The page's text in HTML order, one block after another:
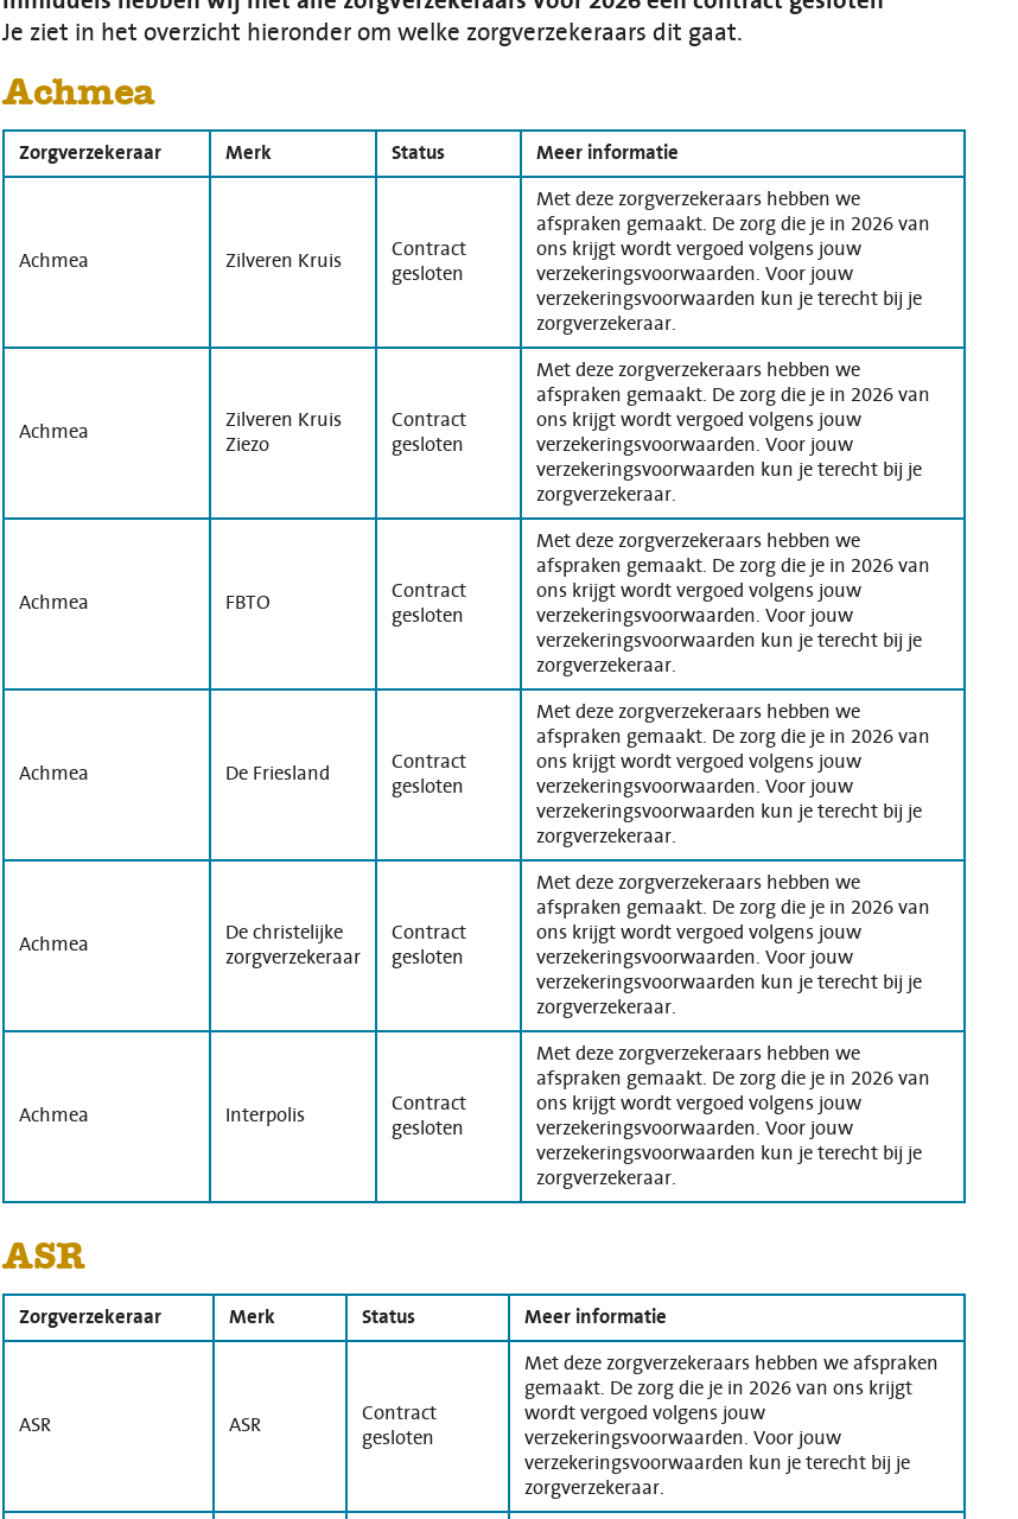
Je ziet in het overzicht hieronder om welke zorgverzekeraars dit gaat.
Achmea
Zorgverzekeraar Merk Status Meer informatie
Achmea Zilveren Kruis
Contract
gesloten
Met deze zorgverzekeraars hebben we
afspraken gemaakt. De zorg die je in 2026 van
ons krijgt wordt vergoed volgens jouw
verzekeringsvoorwaarden. Voor jouw
verzekeringsvoorwaarden kun je terecht bij je
zorgverzekeraar.
Achmea
Zilveren Kruis
Ziezo
Contract
gesloten
Met deze zorgverzekeraars hebben we
afspraken gemaakt. De zorg die je in 2026 van
ons krijgt wordt vergoed volgens jouw
verzekeringsvoorwaarden. Voor jouw
verzekeringsvoorwaarden kun je terecht bij je
zorgverzekeraar.
Achmea FBTO
Contract
gesloten
Met deze zorgverzekeraars hebben we
afspraken gemaakt. De zorg die je in 2026 van
ons krijgt wordt vergoed volgens jouw
verzekeringsvoorwaarden. Voor jouw
verzekeringsvoorwaarden kun je terecht bij je
zorgverzekeraar.
Achmea De Friesland
Contract
gesloten
Met deze zorgverzekeraars hebben we
afspraken gemaakt. De zorg die je in 2026 van
ons krijgt wordt vergoed volgens jouw
verzekeringsvoorwaarden. Voor jouw
verzekeringsvoorwaarden kun je terecht bij je
zorgverzekeraar.
Achmea
De christelijke
zorgverzekeraar
Contract
gesloten
Met deze zorgverzekeraars hebben we
afspraken gemaakt. De zorg die je in 2026 van
ons krijgt wordt vergoed volgens jouw
verzekeringsvoorwaarden. Voor jouw
verzekeringsvoorwaarden kun je terecht bij je
zorgverzekeraar.
Achmea Interpolis
Contract
gesloten
Met deze zorgverzekeraars hebben we
afspraken gemaakt. De zorg die je in 2026 van
ons krijgt wordt vergoed volgens jouw
verzekeringsvoorwaarden. Voor jouw
verzekeringsvoorwaarden kun je terecht bij je
zorgverzekeraar.
ASR
Zorgverzekeraar Merk Status Meer informatie
ASR ASR
Contract
gesloten
Met deze zorgverzekeraars hebben we afspraken
gemaakt. De zorg die je in 2026 van ons krijgt
wordt vergoed volgens jouw
verzekeringsvoorwaarden. Voor jouw
verzekeringsvoorwaarden kun je terecht bij je
zorgverzekeraar.